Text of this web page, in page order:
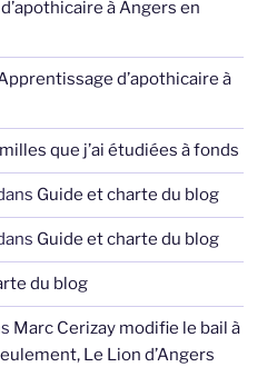
à Angers en
d’apothicaire à
que j’ai étudiées à fonds
Guide et charte du blog
Guide et charte du blog
du blog
Marc Cerizay modifie le bail à
Le Lion d’Angers